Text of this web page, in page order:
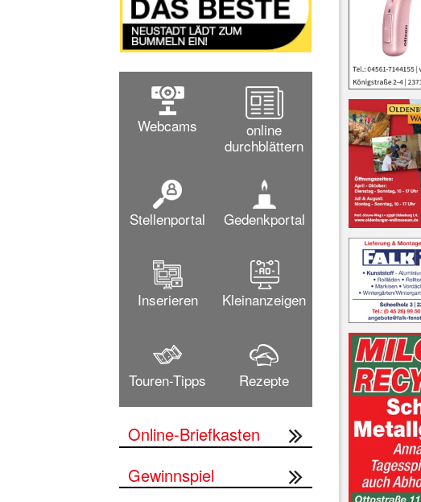
Webcams
online
durchblättern
Stellenportal Gedenkportal
Inserieren Kleinanzeigen
Touren-Tipps Rezepte
Online-Briefkasten
Gewinnspiel